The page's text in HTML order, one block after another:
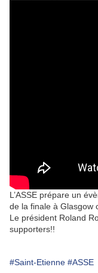
L’ASSE prépare un
de la finale à Glasgow
Le président Roland
supporters!!
#Saint-Etienne #ASSE